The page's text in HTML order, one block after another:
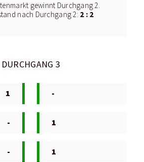
gewinnt Durchgang 2.
nach Durchgang 2: 2 : 2
DURCHGANG 3
1 -
- 1
- 1